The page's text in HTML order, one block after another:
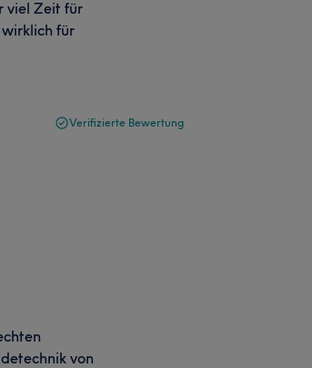
viel Zeit für
für
Verifizierte Bewertung
von